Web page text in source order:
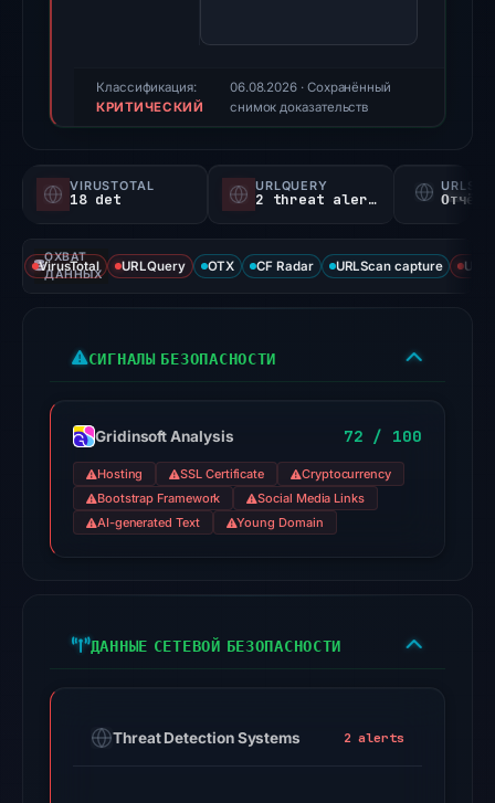
score,
not
probability).
Threat
18
VirusTotal
the
domain
on
Jul
18,
UTC.
Browsing
Классификация:
КРИТИЧЕСКИЙ
06.08.2026 · Сохранённый
снимок доказательств
VIRUSTOTAL
18 det
URLQUERY
2 threat alerts Отчёт
ОХВАТ
ДАННЫХ
VirusTotal URLQuery OTX CF Radar URLScan capture
СИГНАЛЫ БЕЗОПАСНОСТИ
Gridinsoft Analysis 72 / 100
Hosting SSL Certificate
Cryptocurrency
Bootstrap Framework
Social Media Links
AI-generated Text
Young Domain
ДАННЫЕ СЕТЕВОЙ БЕЗОПАСНОСТИ
Threat Detection Systems 2 alerts